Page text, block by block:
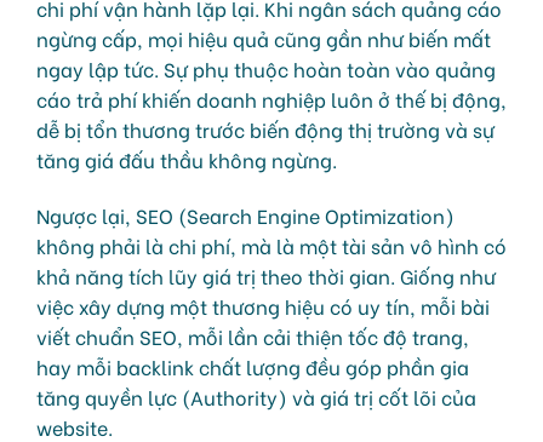
chi phí vận hành lặp lại. Khi ngân sách quảng cáo
ngừng cấp, mọi hiệu quả cũng gần như biến mất
ngay lập tức. Sự phụ thuộc hoàn toàn vào quảng
cáo trả phí khiến doanh nghiệp luôn ở thế bị động,
dễ bị tổn thương trước biến động thị trường và sự
tăng giá đấu thầu không ngừng.
Ngược lại, SEO (Search Engine Optimization)
không phải là chi phí, mà là một tài sản vô hình có
khả năng tích lũy giá trị theo thời gian. Giống như
việc xây dựng một thương hiệu có uy tín, mỗi bài
viết chuẩn SEO, mỗi lần cải thiện tốc độ trang,
hay mỗi backlink chất lượng đều góp phần gia
tăng quyền lực (Authority) và giá trị cốt lõi của
website.